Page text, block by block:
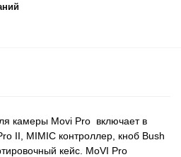
камеры Movi Pro включает в
II, MIMIC контроллер, кноб Bush
кейс. MoVI Pro